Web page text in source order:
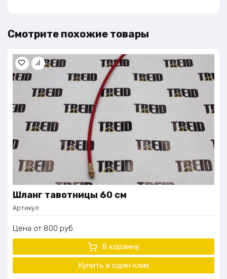
Смотрите похожие товары
Шланг тавотницы 60 см
Артикул:
Цена 800 руб.
В корзину
Купить в один клик